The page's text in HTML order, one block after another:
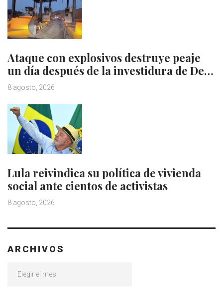
Ataque con explosivos destruye peaje
un día después de la investidura de De…
8 agosto, 2026
Lula reivindica su política de vivienda
social ante cientos de activistas
8 agosto, 2026
ARCHIVOS